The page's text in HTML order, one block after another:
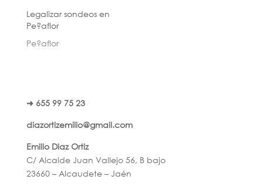
Legalizar sondeos en
Pe?aflor
Pe?aflor
➜ 655 99 75 23
diazortizemilio@gmail.com
Emilio Diaz Ortiz
C/ Alcalde Juan Vallejo 56, B bajo
23660 – Alcaudete – Jaén